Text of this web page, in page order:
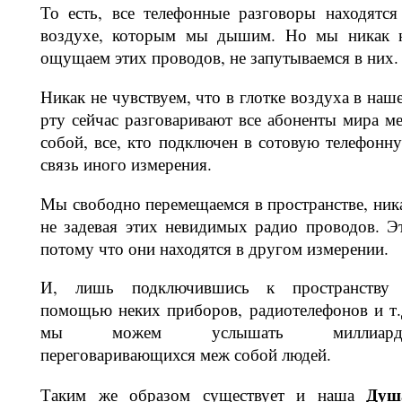
То есть, все телефонные разговоры
воздухе, которым мы дышим. Но мы никак
ощущаем этих проводов, не запутываемся в них.
Никак не чувствуем, что в глотке воз­духа в
рту сейчас разговаривают все абоненты мира
собой, все, кто подключен в сотовую
связь иного измерения.
Мы свободно перемещаемся в прост­ранстве,
не задевая этих неви­димых радио проводов.
потому что они находятся в другом измерении.
И, лишь подключившись к
помощью неких приборов, радио­телефонов и
мы можем услышать
переговаривающихся меж собой людей.
Таким же образом существует и наша